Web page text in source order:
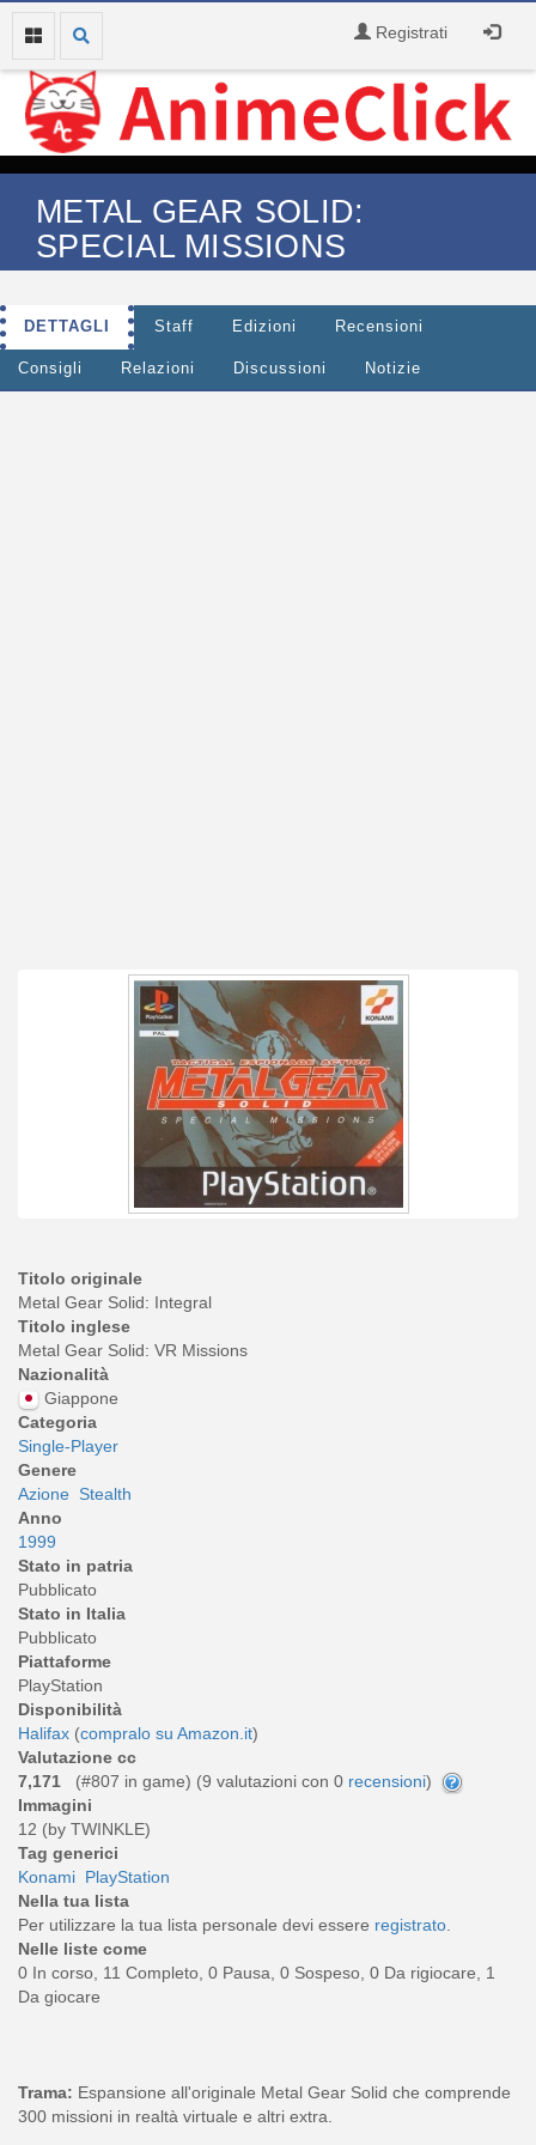
Registrati
METAL GEAR SOLID:
SPECIAL MISSIONS
DETTAGLI Staff Edizioni Recensioni
Consigli Relazioni Discussioni Notizie
Titolo originale
Metal Gear Solid: Integral
Titolo inglese
Metal Gear Solid: VR Missions
Nazionalità
Giappone
Categoria
Single-Player
Genere
Azione Stealth
Anno
1999
Stato in patria
Pubblicato
Stato in Italia
Pubblicato
Piattaforme
PlayStation
Disponibilità
Halifax (compralo su Amazon.it)
Valutazione cc
7,171
(#807 in game) (9 valutazioni con 0 recensioni)
Immagini
12 (by TWINKLE)
Tag generici
Konami PlayStation
Nella tua lista
Per utilizzare la tua lista personale devi essere registrato.
Nelle liste come
0 In corso, 11 Completo, 0 Pausa, 0 Sospeso, 0 Da rigiocare, 1
Da giocare
Trama: Espansione all'originale Metal Gear Solid che comprende
300 missioni in realtà virtuale e altri extra.